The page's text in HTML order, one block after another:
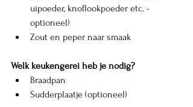
uipoeder, knoflookpoeder etc. -
optioneel)
Zout en peper naar smaak
Welk keukengerei heb je nodig?
Braadpan
Sudderplaatje (optioneel)